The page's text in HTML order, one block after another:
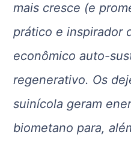
mais cresce (e
prático e inspirador
econômico auto-
regenerativo. Os
suinícola geram
biometano para,